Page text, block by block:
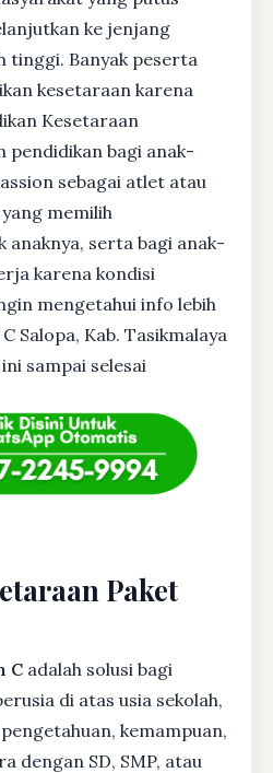
ke jenjang
tinggi. Banyak peserta
kesetaraan karena
Kesetaraan
pendidikan bagi anak-
sebagai atlet atau
memilih
anaknya, serta bagi anak-
karena kondisi
mengetahui info lebih
Salopa, Kab. Tasikmalaya
sampai selesai
Paket
C adalah solusi bagi
di atas usia sekolah,
kemampuan,
dengan SD, SMP, atau